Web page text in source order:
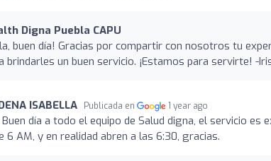
Digna Puebla CAPU
buen día! Gracias por compartir con nosotros tu
brindarles un buen servicio. ¡Estamos para servirte! -
ISABELLA Publicada en 1 year ago
Buen día a todo el equipo de Salud digna, el servicio es
6 AM, y en realidad abren a las 6:30, gracias.